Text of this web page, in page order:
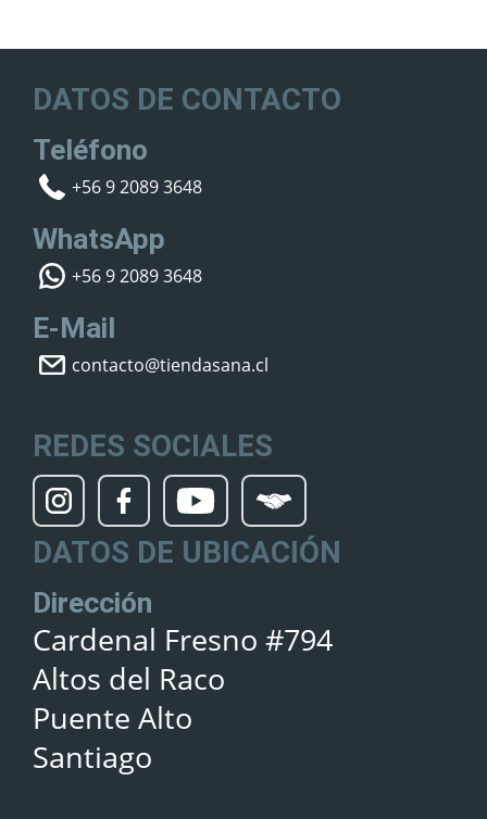
DATOS DE CONTACTO
Teléfono
+56 9 2089 3648
WhatsApp
+56 9 2089 3648
E-Mail
contacto@tiendasana.cl
REDES SOCIALES
DATOS DE UBICACIÓN
Dirección
Cardenal Fresno #794
Altos del Raco
Puente Alto
Santiago